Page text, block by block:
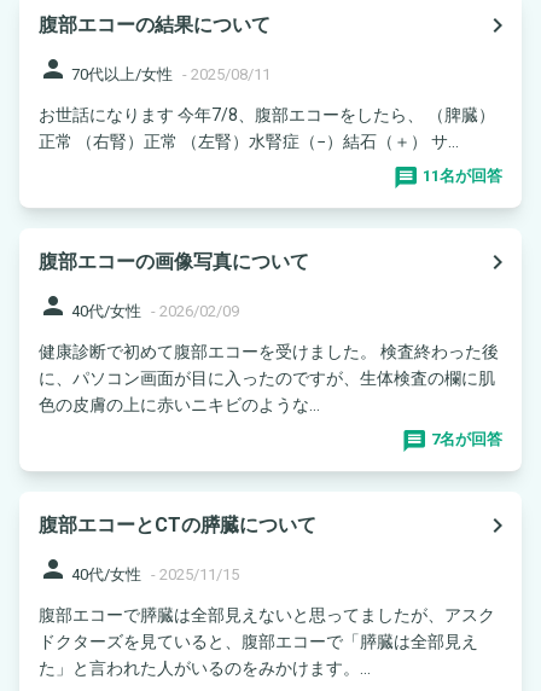
腹部エコーの結果について
navigate_next
person 70代以上/女性 - 2025/08/11
お世話になります 今年7/8、腹部エコーをしたら、 （脾臓）
正常 （右腎）正常 （左腎）水腎症（−）結石（＋） サ...
11名が回答
腹部エコーの画像写真について
navigate_next
person 40代/女性 - 2026/02/09
健康診断で初めて腹部エコーを受けました。 検査終わった後
に、パソコン画面が目に入ったのですが、生体検査の欄に肌
色の皮膚の上に赤いニキビのような...
7名が回答
腹部エコーとCTの膵臓について
navigate_next
person 40代/女性 - 2025/11/15
腹部エコーで膵臓は全部見えないと思ってましたが、アスク
ドクターズを見ていると、腹部エコーで「膵臓は全部見え
た」と言われた人がいるのをみかけます。...